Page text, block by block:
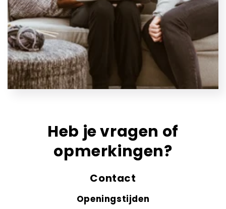
Heb je vragen of
opmerkingen?
Contact
Openingstijden